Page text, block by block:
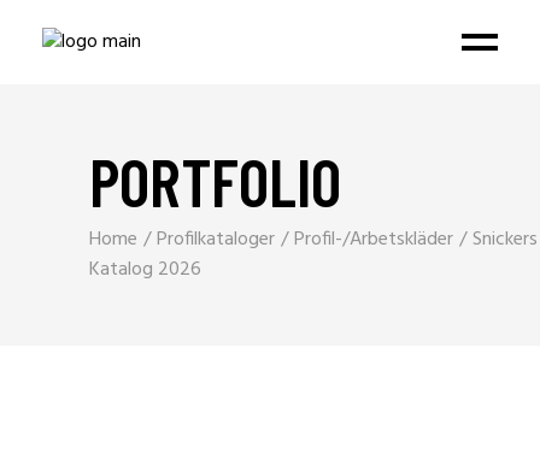
PORTFOLIO
Home Profilkataloger Profil-/Arbetskläder
Snickers
Katalog 2026